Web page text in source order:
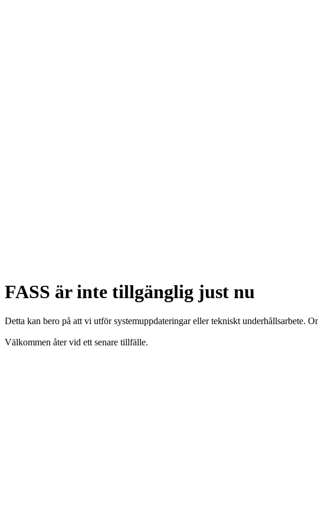
FASS är inte tillgänglig just nu
Detta kan bero på att vi utför systemuppdateringar eller tekniskt underhållsarbete.
Välkommen åter vid ett senare tillfälle.